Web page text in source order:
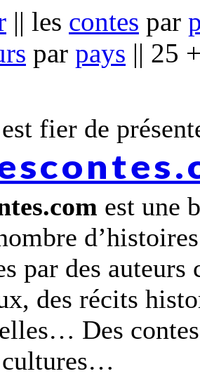
|| les contes par
par pays || 25
est fier de
est une
par des
des récits
Des
cultures